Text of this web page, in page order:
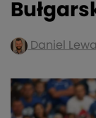
Daniel